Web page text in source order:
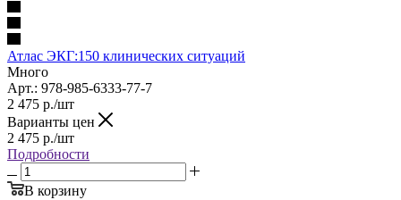
Атлас ЭКГ:150 клинических ситуаций
Много
Арт.: 978-985-6333-77-7
2 475 р./шт
Варианты цен
2 475 р./шт
Подробности
В корзину